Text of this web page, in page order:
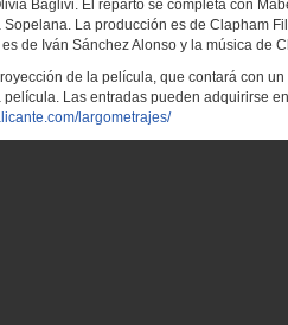
Baglivi. El reparto se completa con
Sopelana. La producción es de Clapham
de Iván Sánchez Alonso y la música de
de la película, que contará con
película. Las entradas pueden adquirirse
largometrajes/